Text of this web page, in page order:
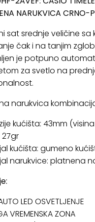
NARUKVICA CRNO-
sat srednje veličine
čak i na tanjim
je potpuno
za svetlo na
narukvica
kućišta: 43mm
kućišta: gumeno
narukvice: platnena
LED OSVETLJENJE
VREMENSKA ZONA